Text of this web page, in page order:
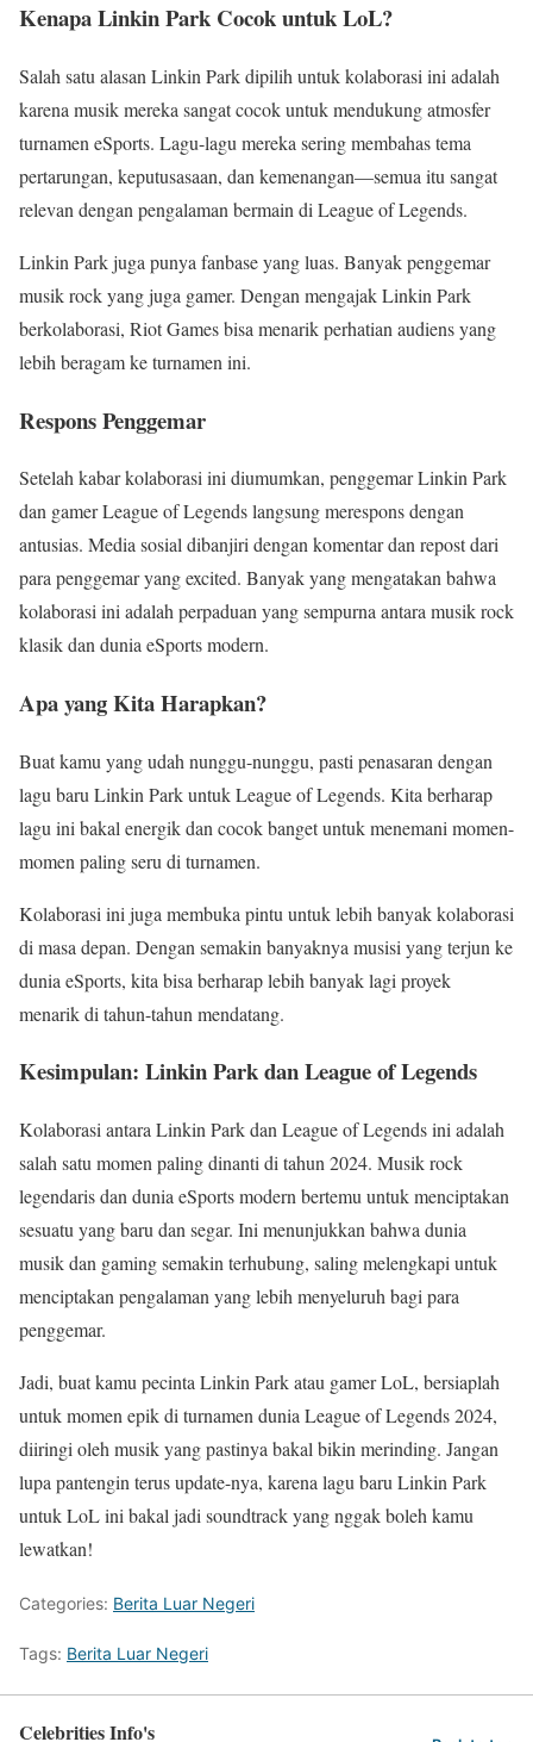
Kenapa Linkin Park Cocok untuk LoL?
Salah satu alasan Linkin Park dipilih untuk kolaborasi ini adalah
karena musik mereka sangat cocok untuk mendukung atmosfer
turnamen eSports. Lagu-lagu mereka sering membahas tema
pertarungan, keputusasaan, dan kemenangan—semua itu sangat
relevan dengan pengalaman bermain di League of Legends.
Linkin Park juga punya fanbase yang luas. Banyak penggemar
musik rock yang juga gamer. Dengan mengajak Linkin Park
berkolaborasi, Riot Games bisa menarik perhatian audiens yang
lebih beragam ke turnamen ini.
Respons Penggemar
Setelah kabar kolaborasi ini diumumkan, penggemar Linkin Park
dan gamer League of Legends langsung merespons dengan
antusias. Media sosial dibanjiri dengan komentar dan repost dari
para penggemar yang excited. Banyak yang mengatakan bahwa
kolaborasi ini adalah perpaduan yang sempurna antara musik rock
klasik dan dunia eSports modern.
Apa yang Kita Harapkan?
Buat kamu yang udah nunggu-nunggu, pasti penasaran dengan
lagu baru Linkin Park untuk League of Legends. Kita berharap
lagu ini bakal energik dan cocok banget untuk menemani momen-
momen paling seru di turnamen.
Kolaborasi ini juga membuka pintu untuk lebih banyak kolaborasi
di masa depan. Dengan semakin banyaknya musisi yang terjun ke
dunia eSports, kita bisa berharap lebih banyak lagi proyek
menarik di tahun-tahun mendatang.
Kesimpulan: Linkin Park dan League of Legends
Kolaborasi antara Linkin Park dan League of Legends ini adalah
salah satu momen paling dinanti di tahun 2024. Musik rock
legendaris dan dunia eSports modern bertemu untuk menciptakan
sesuatu yang baru dan segar. Ini menunjukkan bahwa dunia
musik dan gaming semakin terhubung, saling melengkapi untuk
menciptakan pengalaman yang lebih menyeluruh bagi para
penggemar.
Jadi, buat kamu pecinta Linkin Park atau gamer LoL, bersiaplah
untuk momen epik di turnamen dunia League of Legends 2024,
diiringi oleh musik yang pastinya bakal bikin merinding. Jangan
lupa pantengin terus update-nya, karena lagu baru Linkin Park
untuk LoL ini bakal jadi soundtrack yang nggak boleh kamu
lewatkan!
Categories: Berita Luar Negeri
Tags: Berita Luar Negeri
Celebrities Info's